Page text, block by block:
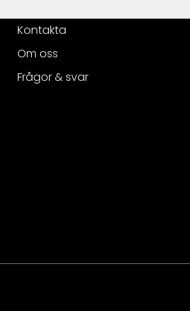
Kontakta
Om oss
Frågor & svar